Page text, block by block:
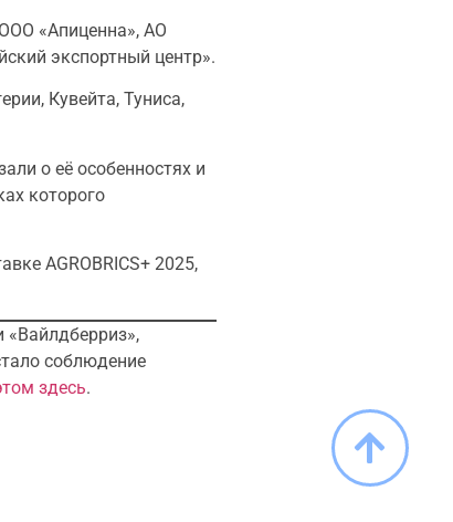
«Апиценна», АО
экспортный центр».
Кувейта, Туниса,
о её особенностях и
которого
AGROBRICS+ 2025,
соблюдение
здесь.